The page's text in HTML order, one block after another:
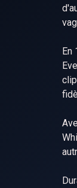
En